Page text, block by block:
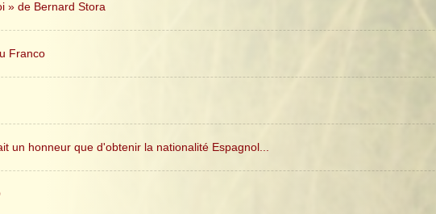
» de Bernard Stora
Franco
un honneur que d'obtenir la nationalité Espagnol...